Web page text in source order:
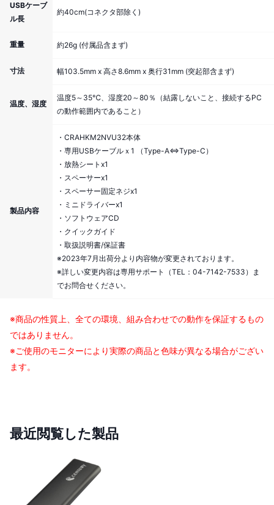
USBケーブ
ル長
約40cm(コネクタ部除く)
重量 約26g (付属品含まず)
寸法 幅103.5mm x 高さ8.6mm x 奥行31mm (突起部含まず)
温度、湿度
温度5～35℃、湿度20～80％（結露しないこと、接続するPC
の動作範囲内であること）
製品内容
・CRAHKM2NVU32本体
・専用USBケーブルｘ1 （Type-A⇔Type-C）
・放熱シートx1
・スペーサーx1
・スペーサー固定ネジx1
・ミニドライバーx1
・ソフトウェアCD
・クイックガイド
・取扱説明書/保証書
※2023年7月出荷分より内容物が変更されております。
※詳しい変更内容は専用サポート（TEL：04-7142-7533）ま
でお問合せください。
※商品の性質上、全ての環境、組み合わせでの動作を保証するもの
ではありません。
※ご使用のモニターにより実際の商品と色味が異なる場合がござい
ます。
最近閲覧した製品